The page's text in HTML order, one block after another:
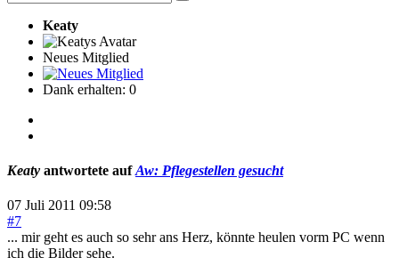
Keaty
Neues Mitglied
Dank erhalten: 0
Keaty antwortete aufAw: Pflegestellen gesucht
07 Juli 2011 09:58
#7
... mir geht es auch so sehr ans Herz, könnte heulen vorm PC wenn
ich die Bilder sehe.